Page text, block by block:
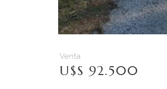
Venta
U$S 92.500